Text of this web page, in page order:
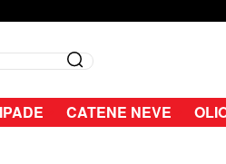
Search
CATENE NEVE